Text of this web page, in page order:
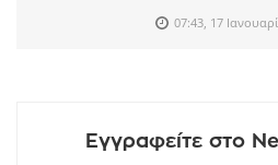
07:43, 17
Εγγραφείτε στο